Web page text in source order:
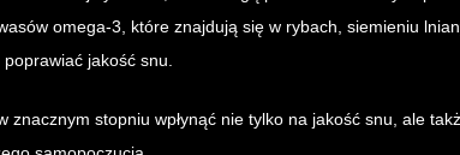
omega-3, które znajdują się w rybach, siemieniu
jakość snu.
znacznym stopniu wpłynąć nie tylko na jakość snu, ale